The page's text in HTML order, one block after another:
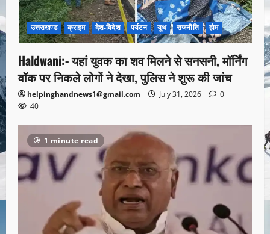
उत्तराखण्ड क्राइम देश-विदेश पर्यटन यूथ राजनीति होम
Haldwani:- यहां युवक का शव मिलने से सनसनी, मॉर्निंग
वॉक पर निकले लोगों ने देखा, पुलिस ने शुरू की जांच
helpinghandnews1@gmail.com July 31, 2026
0
40
1 minute read